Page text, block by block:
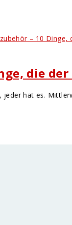
die
jeder hat es.